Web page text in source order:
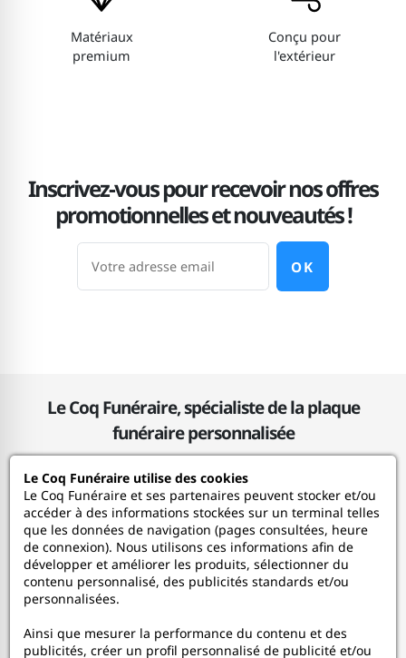
Matériaux
premium
Conçu pour
l'extérieur
Inscrivez-vous pour recevoir nos offres
promotionnelles et nouveautés !
OK
Le Coq Funéraire, spécialiste de la plaque
funéraire personnalisée
Le Coq Funéraire
Nos services
Mon Compte
Aide
Le Coq Funéraire utilise des cookies
Le Coq Funéraire et ses partenaires peuvent stocker et/ou
accéder à des informations stockées sur un terminal telles
que les données de navigation (pages consultées, heure
de connexion). Nous utilisons ces informations afin de
développer et améliorer les produits, sélectionner du
contenu personnalisé, des publicités standards et/ou
personnalisées.
Ainsi que mesurer la performance du contenu et des
publicités, créer un profil personnalisé de publicité et/ou